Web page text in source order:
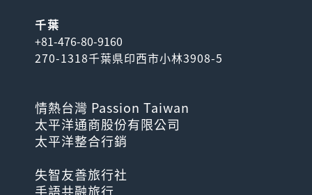
千葉
+81-476-80-9160
270-1318千葉県印西市小林3908-5
情熱台灣 Passion Taiwan
太平洋通商股份有限公司
太平洋整合行銷
失智友善旅行社
手語共融旅行